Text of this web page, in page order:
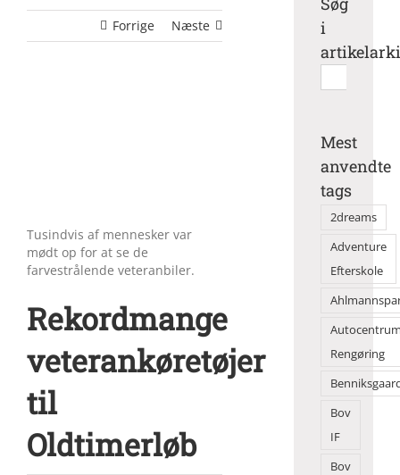
Forrige Næste
Tusindvis af mennesker var
mødt op for at se de
farvestrålende veteranbiler.
Rekordmange
veterankøretøjer
til
Oldtimerløb
i
efter:
Mest
anvendte
tags
2dreams
Adventure
Efterskole
Rengøring
Bov
IF
Bov